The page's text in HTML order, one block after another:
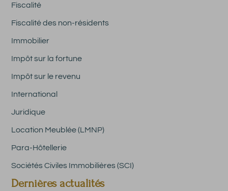
Fiscalité
Fiscalité des non-résidents
Immobilier
Impôt sur la fortune
Impôt sur le revenu
International
Juridique
Location Meublée (LMNP)
Para-Hôtellerie
Sociétés Civiles Immobilières (SCI)
Dernières actualités